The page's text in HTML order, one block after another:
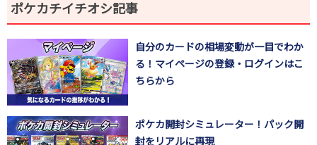
ポケカチイチオシ記事
自分のカードの相場変動が一目でわか
る！マイページの登録・ログインはこ
ちらから
ポケカ開封シミュレーター！パック開
封をリアルに再現